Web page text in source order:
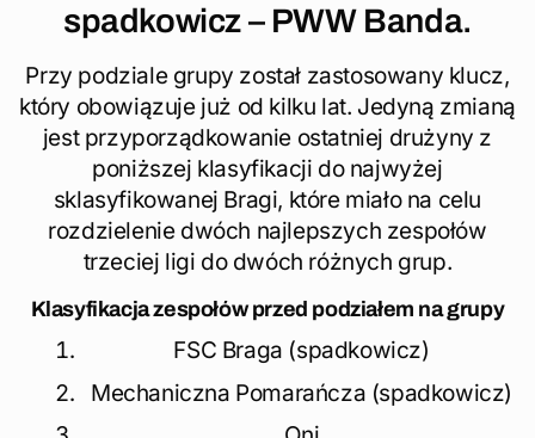
spadkowicz – PWW Banda.
Przy podziale grupy został zastosowany klucz,
który obowiązuje już od kilku lat. Jedyną zmianą
jest przyporządkowanie ostatniej drużyny z
poniższej klasyfikacji do najwyżej
sklasyfikowanej Bragi, które miało na celu
rozdzielenie dwóch najlepszych zespołów
trzeciej ligi do dwóch różnych grup.
Klasyfikacja zespołów przed podziałem na grupy
FSC Braga (spadkowicz)
Mechaniczna Pomarańcza (spadkowicz)